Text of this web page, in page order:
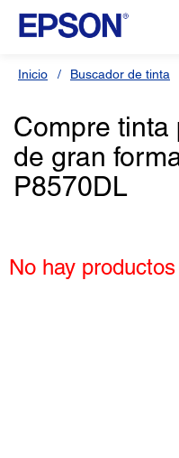
Inicio Buscador de tinta
Compre tinta
de gran
P8570DL
No hay